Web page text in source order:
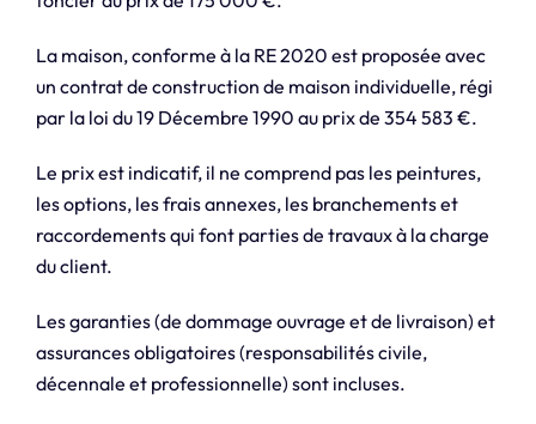
La maison, conforme à la RE 2020 est proposée avec
un contrat de construction de maison individuelle, régi
par la loi du 19 Décembre 1990 au prix de 354 583 €.
Le prix est indicatif, il ne comprend pas les peintures,
les options, les frais annexes, les branchements et
raccordements qui font parties de travaux à la charge
du client.
Les garanties (de dommage ouvrage et de livraison) et
assurances obligatoires (responsabilités civile,
décennale et professionnelle) sont incluses.